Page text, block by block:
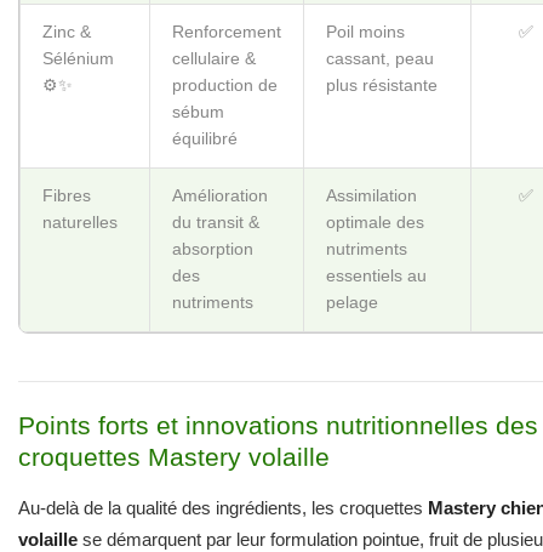
Zinc &
Sélénium
⚙️✨
Renforcement
cellulaire &
production de
sébum
équilibré
Poil moins
cassant, peau
plus résistante
✅
Fibres
naturelles
Amélioration
du transit &
absorption
des
nutriments
Assimilation
optimale des
nutriments
essentiels au
pelage
✅
Points forts et innovations nutritionnelles des
croquettes Mastery volaille
Au-delà de la qualité des ingrédients, les croquettes Mastery
volaille se démarquent par leur formulation pointue, fruit de